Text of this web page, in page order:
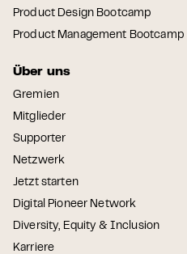
Product Design Bootcamp
Product Management Bootcamp
Über uns
Gremien
Mitglieder
Supporter
Netzwerk
Jetzt starten
Digital Pioneer Network
Diversity, Equity & Inclusion
Karriere